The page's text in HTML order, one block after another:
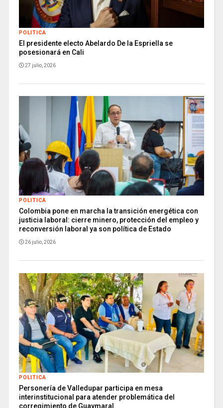
POLITICA
El presidente electo Abelardo De la Espriella se
posesionará en Cali
27 julio, 2026
POLITICA
Colombia pone en marcha la transición energética con
justicia laboral: cierre minero, protección del empleo y
reconversión laboral ya son política de Estado
26 julio, 2026
POLITICA
Personería de Valledupar participa en mesa
interinstitucional para atender problemática del
corregimiento de Guaymaral